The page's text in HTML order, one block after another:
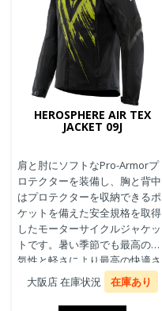
HEROSPHERE AIR TEX
JACKET 09J
肩と肘にソフトなPro-Armorプ
ロテクターを装備し、胸と背中
はプロテクターを収納できるポ
ケットを備えた安全規格を取得
したモーターサイクルジャケッ
トです。暑い季節でも最高の通
気性と軽さにより最高の快適さ
を実現します。
大阪店 在庫状況 在庫あり